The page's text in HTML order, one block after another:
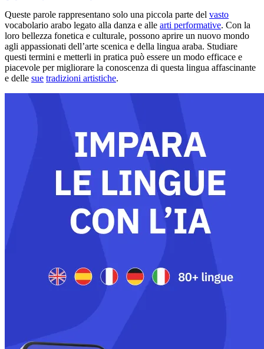
Queste parole rappresentano solo una piccola parte del vasto
vocabolario arabo legato alla danza e alle arti performative. Con la
loro bellezza fonetica e culturale, possono aprire un nuovo mondo
agli appassionati dell’arte scenica e della lingua araba. Studiare
questi termini e metterli in pratica può essere un modo efficace e
piacevole per migliorare la conoscenza di questa lingua affascinante
e delle sue tradizioni artistiche.